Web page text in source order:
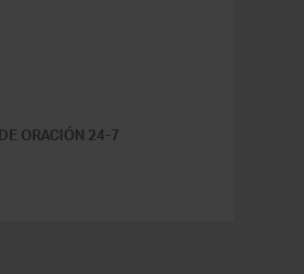
DE ORACIÓN 24-7